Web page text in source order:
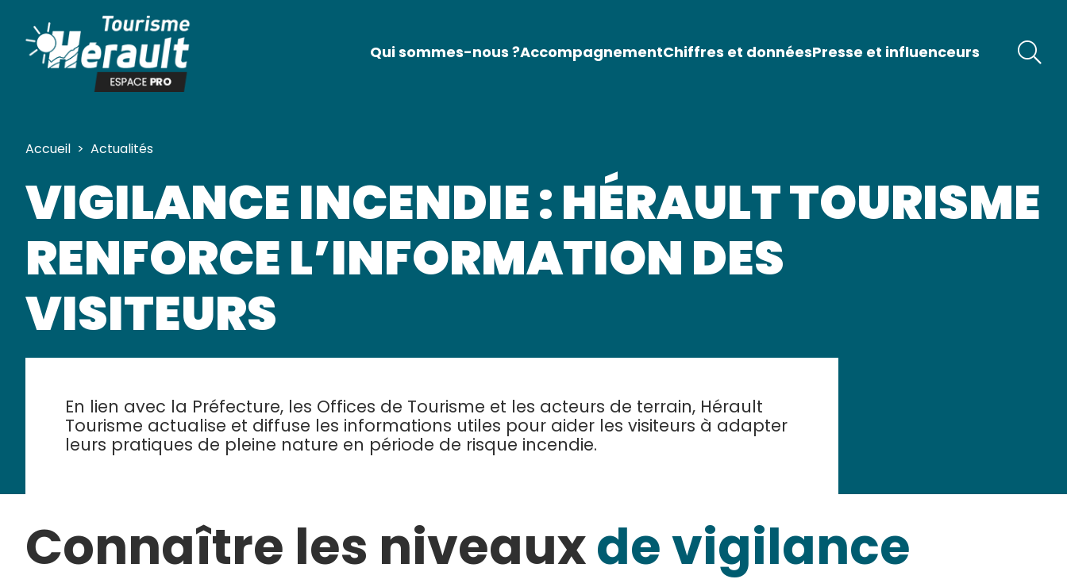
Qui sommes-nous ?AccompagnementChiffres et donnéesPresse et influenceurs
Accueil > Actualités
VIGILANCE INCENDIE : HÉRAULT TOURISME
RENFORCE L’INFORMATION DES
VISITEURS
En lien avec la Préfecture, les Offices de Tourisme et les acteurs de terrain, Hérault
Tourisme actualise et diffuse les informations utiles pour aider les visiteurs à adapter
leurs pratiques de pleine nature en période de risque incendie.
Connaître les niveauxde vigilance